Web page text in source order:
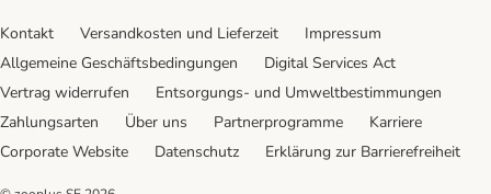
Kontakt Versandkosten und Lieferzeit
Impressum
Allgemeine Geschäftsbedingungen
Digital Services Act
Vertrag widerrufen
Entsorgungs- und Umweltbestimmungen
Zahlungsarten
Über uns Partnerprogramme
Karriere
Corporate Website
Datenschutz Erklärung zur Barrierefreiheit